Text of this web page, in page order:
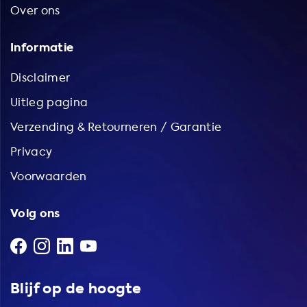
Over ons
Informatie
Disclaimer
Uitleg pagina
Verzending & Retourneren / Garantie
Privacy
Voorwaarden
Volg ons
Blijf op de hoogte